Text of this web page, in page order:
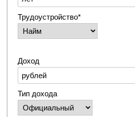
Трудоустройство*
Доход
Тип дохода